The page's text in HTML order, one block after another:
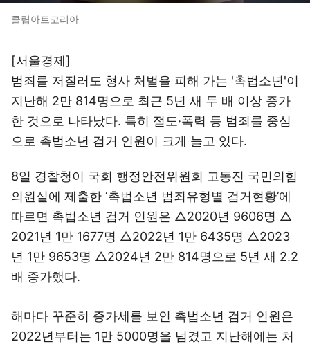
클립아트코리아
[서울경제]
범죄를 저질러도 형사 처벌을 피해 가는 '촉법소년'이
지난해 2만 814명으로 최근 5년 새 두 배 이상 증가
한 것으로 나타났다. 특히 절도·폭력 등 범죄를 중심
으로 촉법소년 검거 인원이 크게 늘고 있다.
8일 경찰청이 국회 행정안전위원회 고동진 국민의힘
의원실에 제출한 ‘촉법소년 범죄유형별 검거현황’에
따르면 촉법소년 검거 인원은 △2020년 9606명 △
2021년 1만 1677명 △2022년 1만 6435명 △2023
년 1만 9653명 △2024년 2만 814명으로 5년 새 2.2
배 증가했다.
해마다 꾸준히 증가세를 보인 촉법소년 검거 인원은
2022년부터는 1만 5000명을 넘겼고 지난해에는 처